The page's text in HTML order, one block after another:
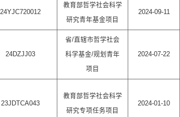
24YJC720012
教育部哲学社会科学
研究青年基金项目
2024-09-11
24DZJJ03
省/直辖市哲学社会
科学基金/规划青年
项目
2024-07-22
23JDTCA043
教育部哲学社会科学
研究专项任务项目
2024-01-10